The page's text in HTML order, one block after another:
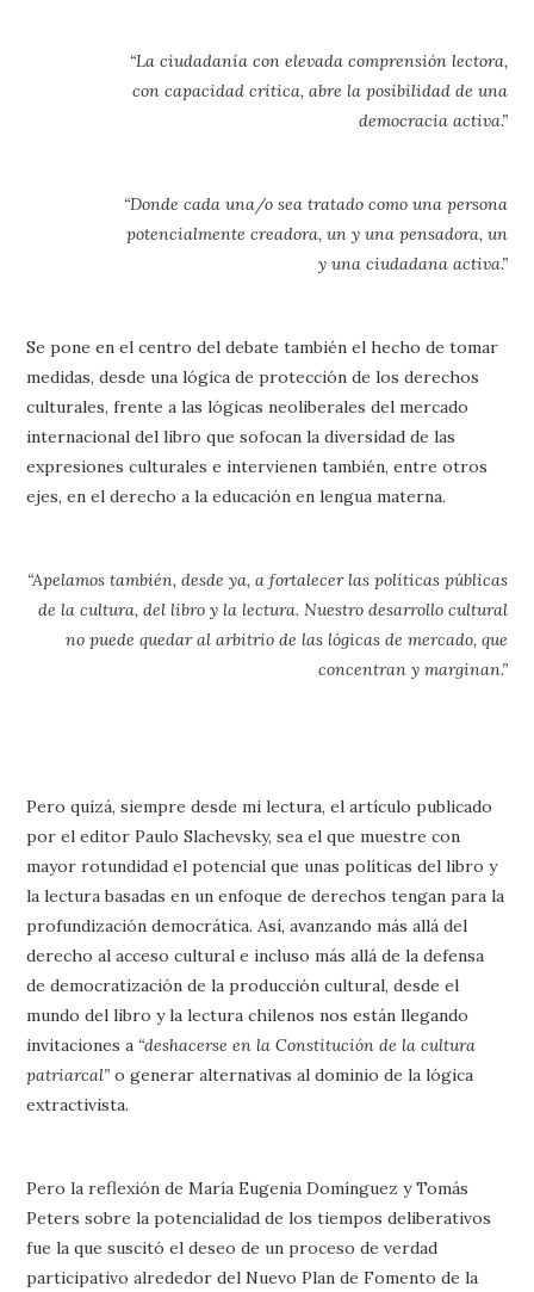
“La ciudadanía con elevada comprensión lectora,
con capacidad crítica, abre la posibilidad de una
democracia activa.”
“Donde cada una/o sea tratado como una persona
potencialmente creadora, un y una pensadora, un
y una ciudadana activa.”
Se pone en el centro del debate también el hecho de tomar
medidas, desde una lógica de protección de los derechos
culturales, frente a las lógicas neoliberales del mercado
internacional del libro que sofocan la diversidad de las
expresiones culturales e intervienen también, entre otros
ejes, en el derecho a la educación en lengua materna.
“Apelamos también, desde ya, a fortalecer las políticas públicas
de la cultura, del libro y la lectura. Nuestro desarrollo cultural
no puede quedar al arbitrio de las lógicas de mercado, que
concentran y marginan.”
Pero quizá, siempre desde mi lectura, el artículo publicado
por el editor Paulo Slachevsky, sea el que muestre con
mayor rotundidad el potencial que unas políticas del libro y
la lectura basadas en un enfoque de derechos tengan para la
profundización democrática. Así, avanzando más allá del
derecho al acceso cultural e incluso más allá de la defensa
de democratización de la producción cultural, desde el
mundo del libro y la lectura chilenos nos están llegando
invitaciones a “deshacerse en la Constitución de la cultura
patriarcal” o generar alternativas al dominio de la lógica
extractivista.
Pero la reflexión de María Eugenia Domínguez y Tomás
Peters sobre la potencialidad de los tiempos deliberativos
fue la que suscitó el deseo de un proceso de verdad
participativo alrededor del Nuevo Plan de Fomento de la